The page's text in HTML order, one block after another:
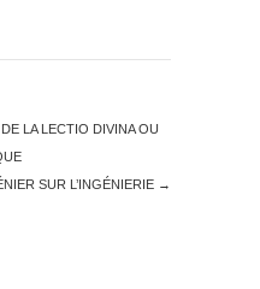
LA LECTIO DIVINA OU
SUR L’INGÉNIERIE →